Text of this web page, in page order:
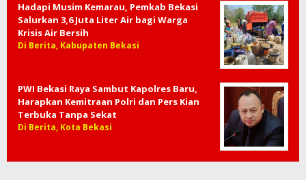
Hadapi Musim Kemarau, Pemkab Bekasi
Salurkan 3,6 Juta Liter Air bagi Warga
Krisis Air Bersih
Di Berita, Kabupaten Bekasi
PWI Bekasi Raya Sambut Kapolres Baru,
Harapkan Kemitraan Polri dan Pers Kian
Terbuka Tanpa Sekat
Di Berita, Kota Bekasi